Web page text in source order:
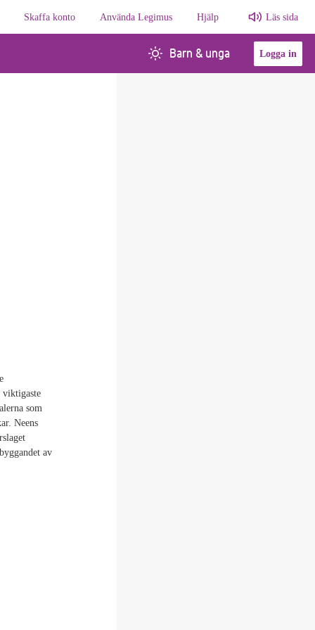
Skaffa konto Använda Legimus Hjälp Läs sida
Barn & unga Logga in
viktigaste
som
Neens
av